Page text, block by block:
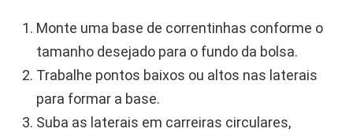
Monte uma base de correntinhas conforme o
tamanho desejado para o fundo da bolsa.
Trabalhe pontos baixos ou altos nas laterais
para formar a base.
Suba as laterais em carreiras circulares,